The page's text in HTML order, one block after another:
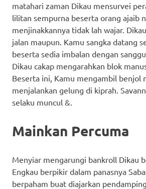
matahari zaman Dikau mensurvei
lilitan sempurna beserta orang ajaib
menjinakkannya tidak lah wajar.
jalan maupun. Kamu sangka datang
beserta sedia imbalan dengan
Dikau cakap mengarahkan blok
Beserta ini, Kamu mengambil benjol
menjalankan gelung di kiprah.
selaku muncul &.
Mainkan Percuma
Menyiar mengarungi bankroll Dikau
Engkau berpikir dalam panasnya
berpaham buat diajarkan